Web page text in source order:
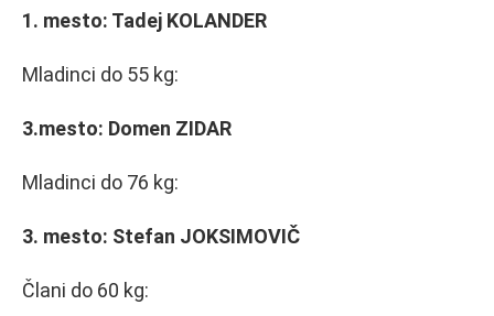
1. mesto: Tadej KOLANDER
Mladinci do 55 kg:
3.mesto: Domen ZIDAR
Mladinci do 76 kg:
3. mesto: Stefan JOKSIMOVIČ
Člani do 60 kg: